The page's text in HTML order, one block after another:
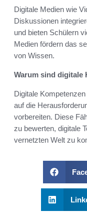
Digitale Medien wie
Diskussionen
und bieten Schülern
Medien fördern das
von Wissen.
Warum sind digitale
Digitale
auf die
vorbereiten. Diese
zu bewerten, digitale
vernetzten Welt zu